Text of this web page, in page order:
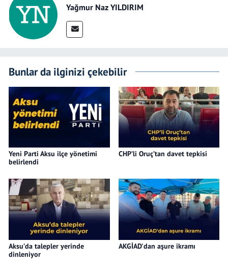
Yağmur Naz YILDIRIM
Bunlar da ilginizi çekebilir
Yeni Parti Aksu ilçe yönetimi
belirlendi
CHP’li Oruç’tan davet tepkisi
Aksu’da talepler yerinde
dinleniyor
AKGİAD'dan aşure ikramı